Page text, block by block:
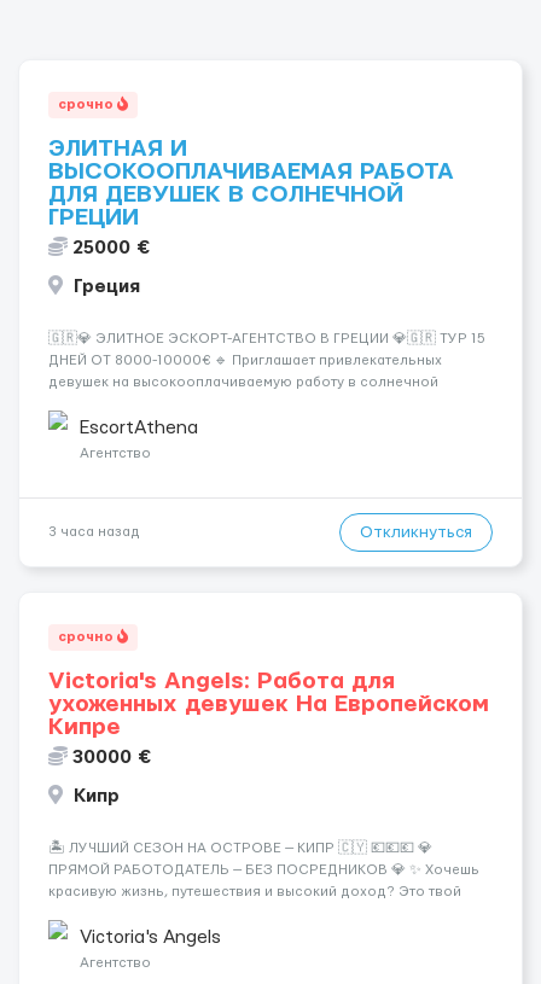
срочно
ЭЛИТНАЯ И
ВЫСОКООПЛАЧИВАЕМАЯ РАБОТА
ДЛЯ ДЕВУШЕК В СОЛНЕЧНОЙ
ГРЕЦИИ
25000 €
Греция
🇬🇷💎 ЭЛИТНОЕ ЭСКОРТ-АГЕНТСТВО В ГРЕЦИИ 💎🇬🇷 ТУР 15
ДНЕЙ ОТ 8000-10000€ 🔹 Приглашает привлекательных
девушек на высокооплачиваемую работу в солнечной
хорошие деньги 💶 — это предложение для тебя! 🔹
Требования: ✔️ Возраст от ...
EscortAthena
Агентство
3 часа назад Откликнуться
срочно
Victoria's Angels: Работа для
ухоженных девушек На Европейском
Кипре
30000 €
Кипр
🏝️ ЛУЧШИЙ СЕЗОН НА ОСТРОВЕ — КИПР 🇨🇾 💶💶💶 💎
ПРЯМОЙ РАБОТОДАТЕЛЬ — БЕЗ ПОСРЕДНИКОВ 💎 ✨ Хочешь
красивую жизнь, путешествия и высокий доход? Это твой
Опытная команда с годами практики — Стабильный поток
клиентов (без ...
Victoria's Angels
Агентство